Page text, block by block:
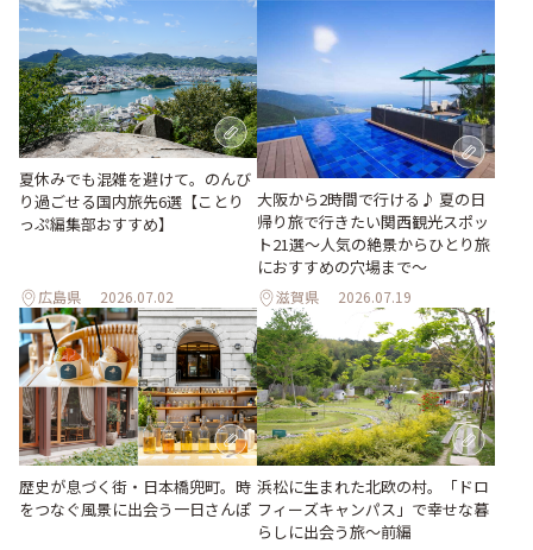
夏休みでも混雑を避けて。のんび
り過ごせる国内旅先6選【ことり
っぷ編集部おすすめ】
広島県 2026.07.02
大阪から2時間で行ける♪ 夏の日
帰り旅で行きたい関西観光スポッ
ト21選～人気の絶景からひとり旅
におすすめの穴場まで～
滋賀県 2026.07.19
歴史が息づく街・日本橋兜町。時
をつなぐ風景に出会う一日さんぽ
浜松に生まれた北欧の村。「ドロ
フィーズキャンパス」で幸せな暮
らしに出会う旅～前編